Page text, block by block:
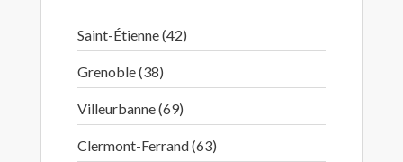
Saint-Étienne (42)
Grenoble (38)
Villeurbanne (69)
Clermont-Ferrand (63)